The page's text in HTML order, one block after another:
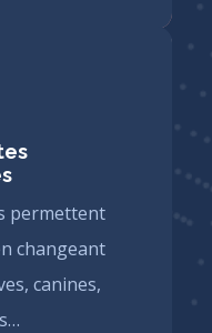
permettent
changeant
canines,